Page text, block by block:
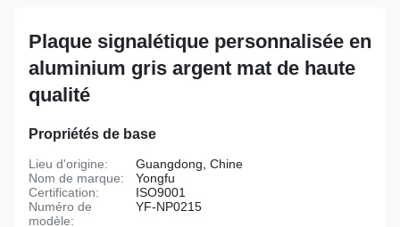
Plaque signalétique personnalisée en
aluminium gris argent mat de haute
qualité
Propriétés de base
Lieu d'origine:
Guangdong, Chine
Nom de marque:
Yongfu
Certification:
ISO9001
Numéro de
modèle:
YF-NP0215